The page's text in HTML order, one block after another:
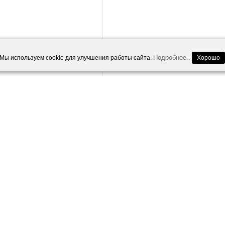
Мы используем cookie для улучшения работы сайта. Подробнее.. Хорошо